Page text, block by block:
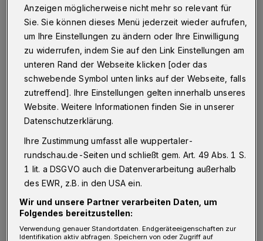
nun unsere Mitbürger, weil sie sich nicht in
wirre Verschwörungstheorien hineinziehen
lassen und sich informieren wollen?
Beklatschen wir, wenn auch nur online, jetzt
ebensolche Taten? Sind wir jetzt diese Stadt?
Nein! Das ist nicht Wuppertal. Das sind nicht
wir. Das können wir besser! Ich hoffe, dass
das ein reines Missverständnis war.
Wir alle sind durch die aktuelle Lage
noch war. Wir müssen uns neue
Verhaltensweisen angewöhnen, aufeinander
Anzeigen möglicherweise nicht mehr so relevant für
Sie. Sie können dieses Menü jederzeit wieder aufrufen,
um Ihre Einstellungen zu ändern oder Ihre Einwilligung
zu widerrufen, indem Sie auf den Link Einstellungen am
unteren Rand der Webseite klicken [oder das
schwebende Symbol unten links auf der Webseite, falls
zutreffend]. Ihre Einstellungen gelten innerhalb unseres
Website. Weitere Informationen finden Sie in unserer
Datenschutzerklärung.
Ihre Zustimmung umfasst alle wuppertaler-
rundschau.de-Seiten und schließt gem. Art. 49 Abs. 1 S.
1 lit. a DSGVO auch die Datenverarbeitung außerhalb
des EWR, z.B. in den USA ein.
Wir und unsere Partner verarbeiten Daten, um
Folgendes bereitzustellen:
Verwendung genauer Standortdaten. Endgeräteeigenschaften zur
Identifikation aktiv abfragen. Speichern von oder Zugriff auf